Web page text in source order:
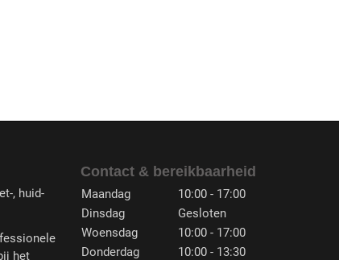
, huid-
het
Contact & bereikbaarheid
Maandag
10:00 - 17:00
Dinsdag
Gesloten
Woensdag
10:00 - 17:00
Donderdag
10:00 - 13:30